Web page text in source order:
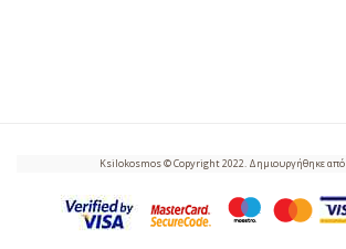
Ksilokosmos © Copyright 2022. Δημιουργήθηκε από